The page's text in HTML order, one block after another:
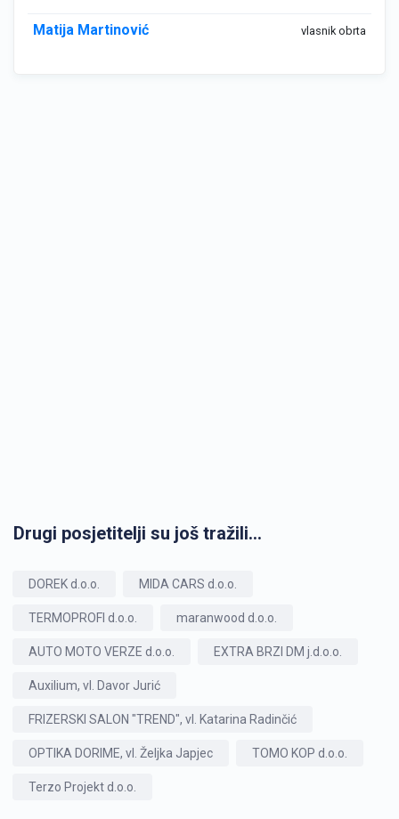
Matija Martinović vlasnik obrta
Drugi posjetitelji su još tražili...
DOREK d.o.o. MIDA CARS d.o.o.
TERMOPROFI d.o.o. maranwood d.o.o.
AUTO MOTO VERZE d.o.o. EXTRA BRZI DM j.d.o.o.
Auxilium, vl. Davor Jurić
FRIZERSKI SALON "TREND", vl. Katarina Radinčić
OPTIKA DORIME, vl. Željka Japjec TOMO KOP d.o.o.
Terzo Projekt d.o.o.